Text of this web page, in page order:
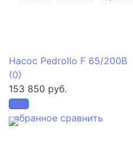
избранное сравнить
Насос Pedrollo F 65/200B
(0)
153 850 руб.